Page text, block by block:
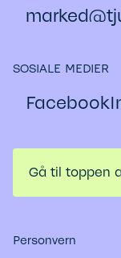
SOSIALE MEDIER
Facebook
Gå til toppen
Personvern